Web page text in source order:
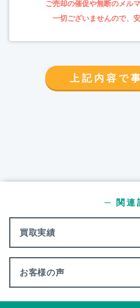
上記内容で
買取実績
─ 関連
お客様の声